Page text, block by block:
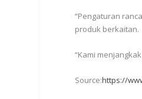
“Pengaturan
produk berkaitan.
“Kami
Source:https://